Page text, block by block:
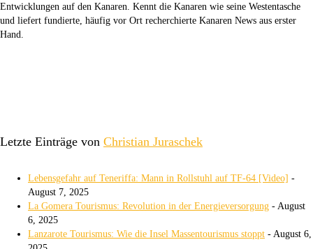
Entwicklungen auf den Kanaren. Kennt die Kanaren wie seine Westentasche
und liefert fundierte, häufig vor Ort recherchierte Kanaren News aus erster
Hand.
Letzte Einträge von Christian Juraschek
Lebensgefahr auf Teneriffa: Mann in Rollstuhl auf TF-64 [Video] -
August 7, 2025
La Gomera Tourismus: Revolution in der Energieversorgung - August
6, 2025
Lanzarote Tourismus: Wie die Insel Massentourismus stoppt - August 6,